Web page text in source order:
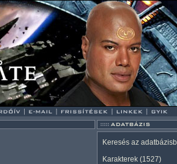
Keresés az
Karakterek (1527)